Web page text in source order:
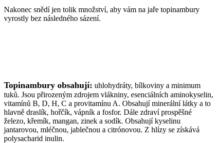
Nakonec snědí jen tolik množství, aby vám na jaře topinambury
vyrostly bez následného sázení.
Topinambury obsahují: uhlohydráty, bílkoviny a minimum
tuků. Jsou přirozeným zdrojem vlákniny, esenciálních aminokyselin,
vitamínů B, D, H, C a provitamínu A. Obsahují minerální látky a to
hlavně draslík, hořčík, vápník a fosfor. Dále zdraví prospěšné
železo, křemík, mangan, zinek a sodík. Obsahují kyselinu
jantarovou, mléčnou, jablečnou a citrónovou. Z hlízy se získává
polysacharid inulin.